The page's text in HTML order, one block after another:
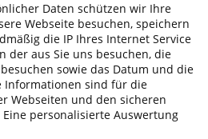
Daten schützen wir Ihre
Webseite besuchen, speichern
die IP Ihres Internet Service
der aus Sie uns besuchen, die
sowie das Datum und die
Informationen sind für die
Webseiten und den sicheren
personalisierte Auswertung